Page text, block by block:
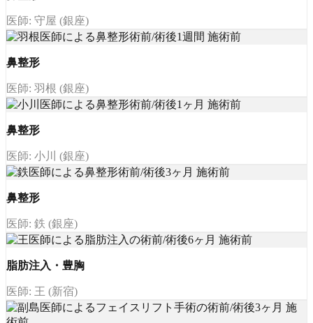
医師: 守屋 (銀座)
鼻整形
医師: 羽根 (銀座)
鼻整形
医師: 小川 (銀座)
鼻整形
医師: 鉄 (銀座)
脂肪注入・豊胸
医師: 王 (新宿)